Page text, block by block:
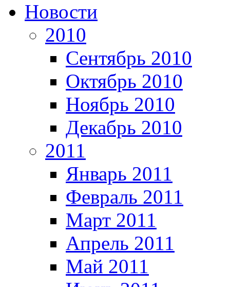
Новости
2010
Сентябрь 2010
Октябрь 2010
Ноябрь 2010
Декабрь 2010
2011
Январь 2011
Февраль 2011
Март 2011
Апрель 2011
Май 2011